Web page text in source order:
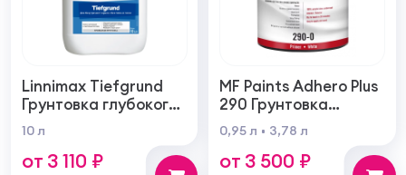
Linnimax Tiefgrund
Грунтовка глубокого
проникновения для
внутренних и
наружных работ
10 л
от 3 110 ₽
MF Paints Adhero Plus
290 Грунтовка
высшего качества из
100% акрилового
латекса для
0,95 л 3,78 л
от 3 500 ₽